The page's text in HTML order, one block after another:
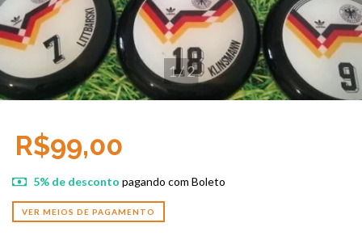
1/2
R$99,00
5% de desconto pagando com Boleto
VER MEIOS DE PAGAMENTO